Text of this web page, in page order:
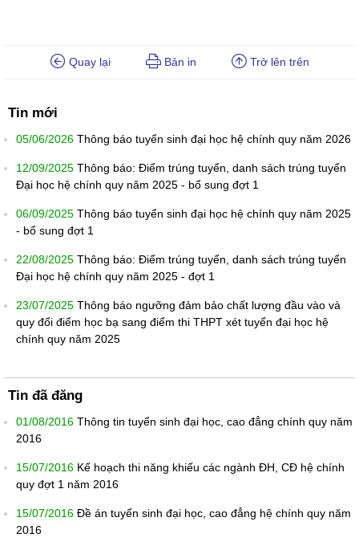
Quay lại Bản in Trở lên trên
Tin mới
05/06/2026 Thông báo tuyển sinh đại học hệ chính quy năm 2026
12/09/2025 Thông báo: Điểm trúng tuyển, danh sách trúng tuyển
Đại học hệ chính quy năm 2025 - bổ sung đợt 1
06/09/2025 Thông báo tuyển sinh đại học hệ chính quy năm 2025
- bổ sung đợt 1
22/08/2025 Thông báo: Điểm trúng tuyển, danh sách trúng tuyển
Đại học hệ chính quy năm 2025 - đợt 1
23/07/2025 Thông báo ngưỡng đảm bảo chất lượng đầu vào và
quy đổi điểm học bạ sang điểm thi THPT xét tuyển đại học hệ
chính quy năm 2025
Tin đã đăng
01/08/2016 Thông tin tuyển sinh đại học, cao đẳng chính quy năm
2016
15/07/2016 Kế hoạch thi năng khiếu các ngành ĐH, CĐ hệ chính
quy đợt 1 năm 2016
15/07/2016 Đề án tuyển sinh đại học, cao đẳng hệ chính quy năm
2016